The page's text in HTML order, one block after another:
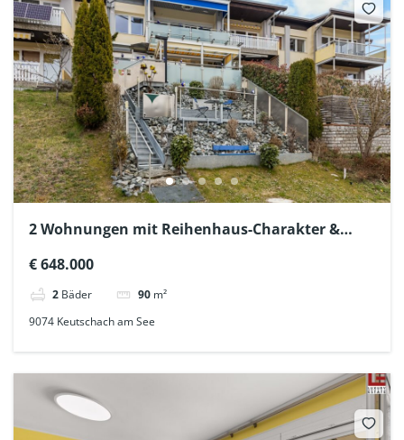
2 Wohnungen mit Reihenhaus-Charakter &
€ 648.000
2 Bäder 90 m²
9074 Keutschach am See